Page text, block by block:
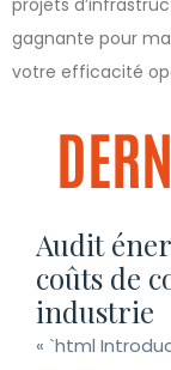
projets
gagnante pour
votre efficacité
Audit
coûts de
industrie
« `html